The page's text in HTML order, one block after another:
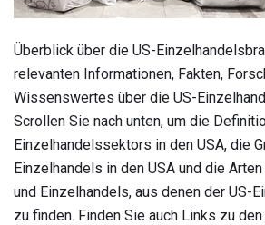
Überblick über die US-
relevanten Informationen, Fakten,
Wissenswertes über die US-
Scrollen Sie nach unten, um die
Einzelhandelssektors in den USA, die
Einzelhandels in den USA und die
und Einzelhandels, aus denen der US-
zu finden. Finden Sie auch Links zu